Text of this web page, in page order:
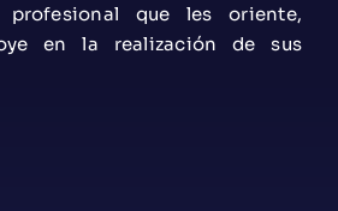
profesional que les oriente,
en la realización de sus